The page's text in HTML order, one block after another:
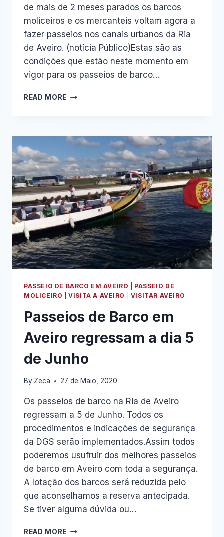
de mais de 2 meses parados os barcos
moliceiros e os mercanteis voltam agora a
fazer passeios nos canais urbanos da Ria
de Aveiro. (notícia Público)Estas são as
condições que estão neste momento em
vigor para os passeios de barco…
READ MORE PASSEIOS
AVEIRO
8
CONDIÇÕES
DE
OPERAÇÃO
PASSEIO DE BARCO EM AVEIRO
PASSEIO DE
MOLICEIRO |VISITA A AVEIRO VISITAR AVEIRO
Passeios de Barco em
Aveiro regressam a dia 5
de Junho
By Zeca 27 de Maio, 2020
Os passeios de barco na Ria de Aveiro
regressam a 5 de Junho. Todos os
procedimentos e indicações de segurança
da DGS serão implementados.Assim todos
poderemos usufruir dos melhores passeios
de barco em Aveiro com toda a segurança.
A lotação dos barcos será reduzida pelo
que aconselhamos a reserva antecipada.
Se tiver alguma dúvida ou…
READ MORE PASSEIOS